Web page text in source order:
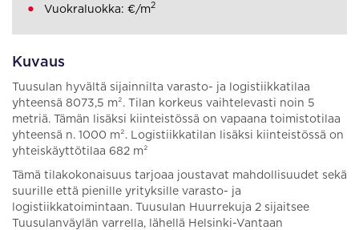
Kuvaus
Tuusulan hyvältä sijainnilta varasto- ja logistiikkatilaa
yhteensä 8073,5 m². Tilan korkeus vaihtelevasti noin 5
metriä. Tämän lisäksi kiinteistössä on vapaana toimistotilaa
yhteensä n. 1000 m². Logistiikkatilan lisäksi kiinteistössä on
yhteiskäyttötilaa 682 m²
Tämä tilakokonaisuus tarjoaa joustavat mahdollisuudet sekä
suurille että pienille yrityksille varasto- ja
logistiikkatoimintaan. Tuusulan Huurrekuja 2 sijaitsee
Tuusulanväylän varrella, lähellä Helsinki-Vantaan
Vuokraluokka: €/m2